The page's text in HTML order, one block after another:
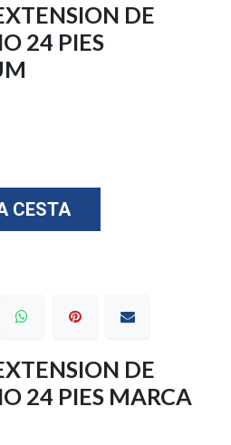
DE
24 PIES
CESTA
DE
24 PIES MARCA